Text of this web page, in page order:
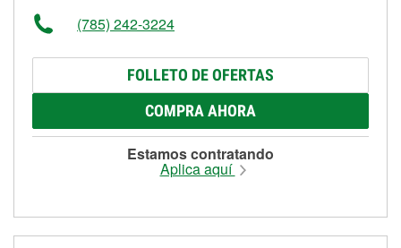
(785) 242-3224
FOLLETO DE OFERTAS
COMPRA AHORA
Estamos contratando
Aplica aquí